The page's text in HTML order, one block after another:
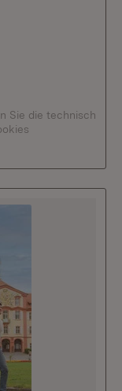
Sie die technisch